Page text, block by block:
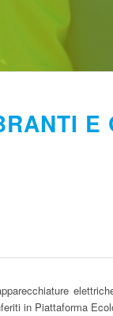
E
in Piattaforma